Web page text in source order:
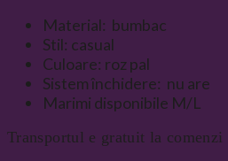
Material: bumbac
Stil: casual
Culoare: roz pal
Sistem închidere: nu are
Marimi disponibile M/L
Transportul e gratuit la comenzi